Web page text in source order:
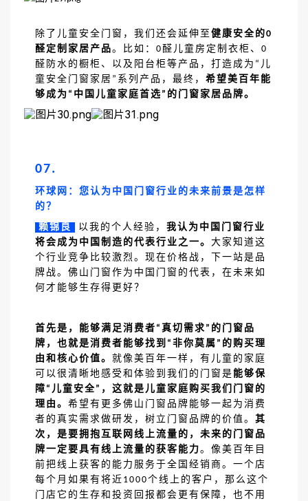
除了儿童安全门窗，我们还会延伸至 健康安全的0
醛定制家居产品。比如： 0 醛儿童房定制衣柜、 0
醛防水的橱柜、以及阳台柜等产品，打造成为 “ 儿
童安全门窗家居 ” 系列产品，最终， 希望美百年能
够成为 “ 中国儿童家庭首选 ” 的门窗家居品牌。
07.
环球网：您认为中国门窗行业的未来前景是怎样
的？
赖锦良
以我的个人经验， 我认为中国门窗行业
将会成为中国制造的代表行业之一。 大家知道这
个行业竞争比较激烈。现在价格战，下一站是品
牌战。佛山门窗作为中国门窗的代表，在未来如
何才能够生存得更好？
首先是，能够满足消费者 “ 真切需求 ” 的门窗品
牌，也就是消费者能够找到 “ 非你莫属 ” 的购买理
由和核心价值。 就像美百年一样，有儿童的家庭
可以很清晰地感受和体验到我们的门窗是能够保
障 “ 儿童安全” ，这就是儿童家庭购买我们门窗的
理由。 希望有更多佛山门窗品牌能够一起为消费
者的真实需求做研发，树立门窗品牌的价值。 其
次，是要拥抱互联网线上流量的，未来的门窗品
牌一定要具有线上流量的获客能力。像美百年目
前把线上获客的能力服务于全国经销商。一个店
每个月如果有将近 1000个线上的客户，那么这个
门店它的生存和投资回报都会更有保障，也不用